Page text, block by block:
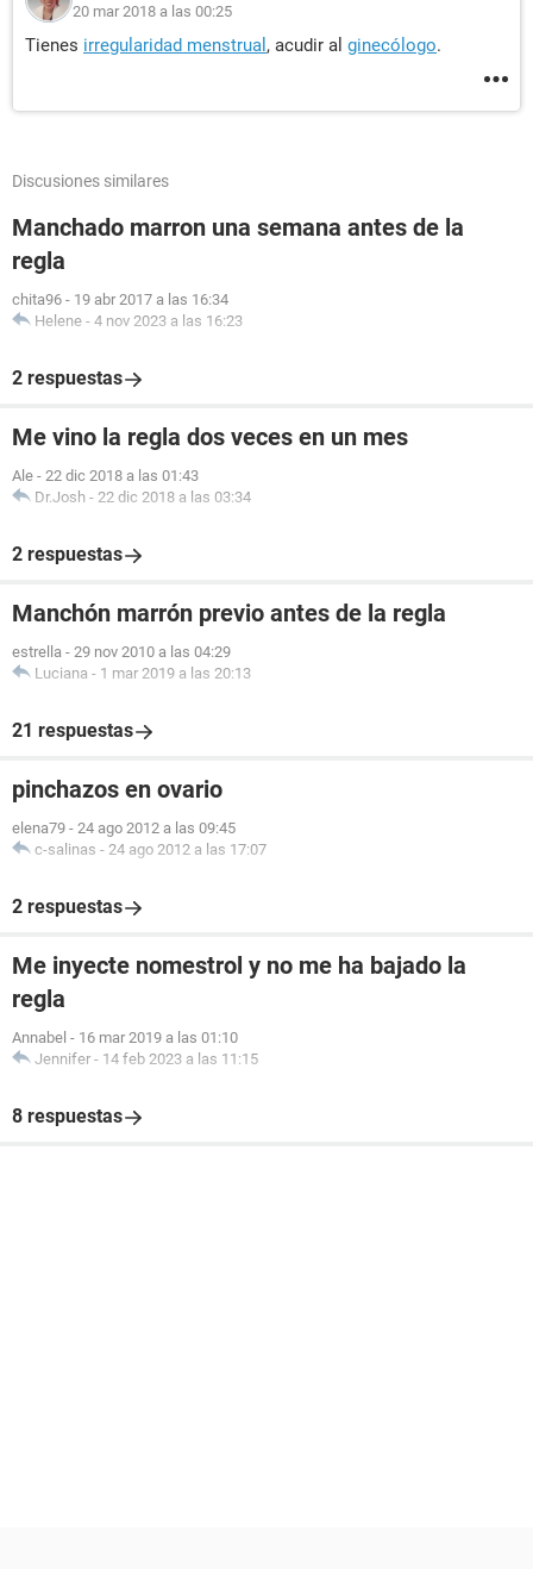
20 mar 2018 a las 00:25
Tienes irregularidad menstrual , acudir al ginecólogo.
Discusiones similares
Manchado marron una semana antes de la
regla
chita96 - 19 abr 2017 a las 16:34
Helene - 4 nov 2023 a las 16:23
2 respuestas
Me vino la regla dos veces en un mes
Ale - 22 dic 2018 a las 01:43
Dr.Josh - 22 dic 2018 a las 03:34
2 respuestas
Manchón marrón previo antes de la regla
estrella - 29 nov 2010 a las 04:29
Luciana - 1 mar 2019 a las 20:13
21 respuestas
pinchazos en ovario
elena79 - 24 ago 2012 a las 09:45
c-salinas - 24 ago 2012 a las 17:07
2 respuestas
Me inyecte nomestrol y no me ha bajado la
regla
Annabel - 16 mar 2019 a las 01:10
Jennifer - 14 feb 2023 a las 11:15
8 respuestas